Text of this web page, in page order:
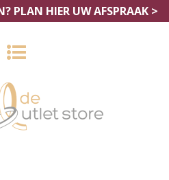
PLAN HIER UW AFSPRAAK >